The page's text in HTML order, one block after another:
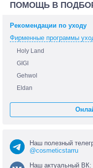
ПОМОЩЬ В
Рекомендации по уходу
Фирменные программы
Holy Land
GIGI
Gehwol
Eldan
Наш полезный
@cosmeticstarru
Наш актуальный ВК: